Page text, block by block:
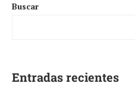
Buscar
Entradas recientes